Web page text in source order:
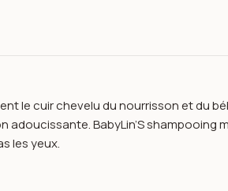
le cuir chevelu du nourrisson et du
BabyLin’S shampooing
les yeux.